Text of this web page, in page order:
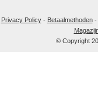
Privacy Policy- Betaalmethoden-
© Copyright